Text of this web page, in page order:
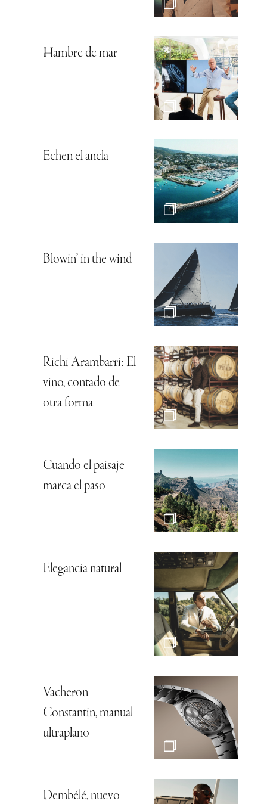
Hambre de mar
Echen el ancla
Blowin’ in the wind
Richi Arambarri: El
vino, contado de
otra forma
Cuando el paisaje
marca el paso
Elegancia natural
Vacheron
Constantin, manual
ultraplano
Dembélé, nuevo